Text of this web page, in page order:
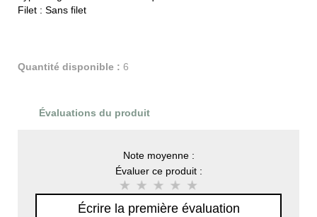
Filet : Sans filet
Quantité disponible : 6
Évaluations du produit
Note moyenne :
Évaluer ce produit :
Écrire la première évaluation